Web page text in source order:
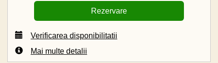
Verificarea disponibilitatii
Mai multe detalii